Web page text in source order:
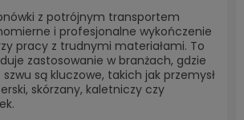
z potrójnym transportem
i profesjonalne wykończenie
pracy z trudnymi materiałami. To
zastosowanie w branżach, gdzie
są kluczowe, takich jak przemysł
skórzany, kaletniczy czy